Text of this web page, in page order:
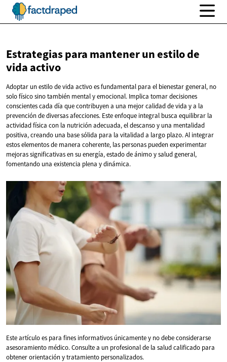
Estrategias para mantener un estilo de
vida activo
Adoptar un estilo de vida activo es fundamental para el bienestar general, no
solo físico sino también mental y emocional. Implica tomar decisiones
conscientes cada día que contribuyen a una mejor calidad de vida y a la
prevención de diversas afecciones. Este enfoque integral busca equilibrar la
actividad física con la nutrición adecuada, el descanso y una mentalidad
positiva, creando una base sólida para la vitalidad a largo plazo. Al integrar
estos elementos de manera coherente, las personas pueden experimentar
mejoras significativas en su energía, estado de ánimo y salud general,
fomentando una existencia plena y dinámica.
Este artículo es para fines informativos únicamente y no debe considerarse
asesoramiento médico. Consulte a un profesional de la salud calificado para
obtener orientación y tratamiento personalizados.